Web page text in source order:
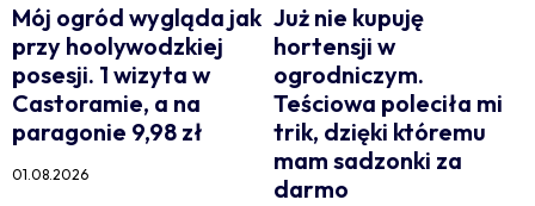
Mój ogród wygląda jak
przy hoolywodzkiej
posesji. 1 wizyta w
Castoramie, a na
paragonie 9,98 zł
01.08.2026
Już nie kupuję
hortensji w
ogrodniczym.
Teściowa poleciła mi
trik, dzięki któremu
mam sadzonki za
darmo